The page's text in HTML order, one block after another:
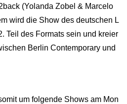
(Yolanda Zobel & Marcelo
wird die Show des deutschen L
Teil des Formats sein und kreier
Berlin Contemporary und
um folgende Shows am Mon